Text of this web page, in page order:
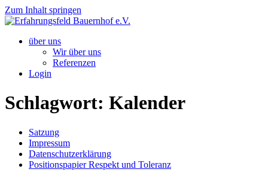
Zum Inhalt springen
über uns
Wir über uns
Referenzen
Login
Schlagwort: Kalender
Satzung
Impressum
Datenschutzerklärung
Positionspapier Respekt und Toleranz